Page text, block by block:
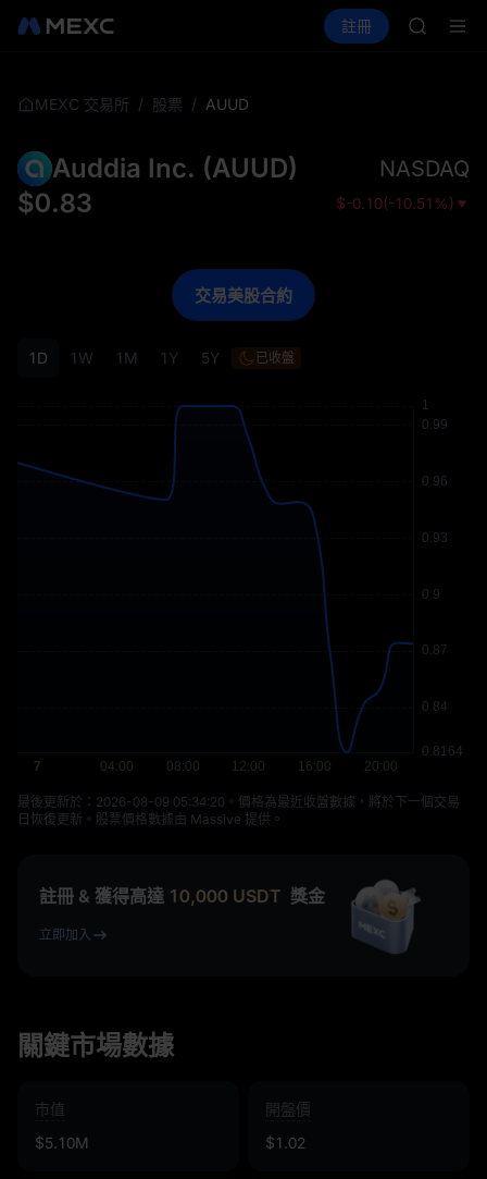
SPCX 理財 活
註冊
SKYAI
SPCX
MEXC 交易所 / 股票 / AUUD
Auddia Inc. (AUUD) NASDAQ
$0.83 $-0.10(-10.51%)
1D 1W 1M 1Y 5Y 已收盤
最後更新於：⁦2026-08-09 05:34:20⁩。價格為最近收盤數據，將於下一個交易
日恢復更新。股票價格數據由 Massive 提供。
交易美股合約
註冊 & 獲得高達 10,000 USDT 獎金
立即加入
關鍵市場數據
市值
$5.10M
開盤價
$1.02